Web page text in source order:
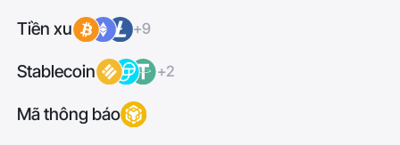
Tiền xu +9
Stablecoin +2
Mã thông báo